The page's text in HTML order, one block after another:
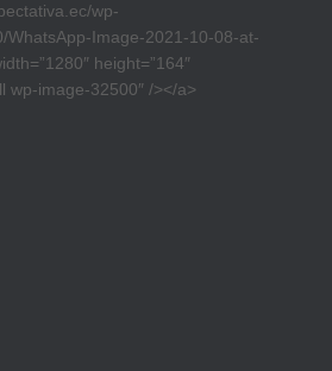
wp-
WhatsApp-Image-2021-10-08-at-
height=”164″
wp-image-32500″ /></a>